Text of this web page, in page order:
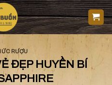
RƯỢU
ĐẸP HUYỀN BÍ